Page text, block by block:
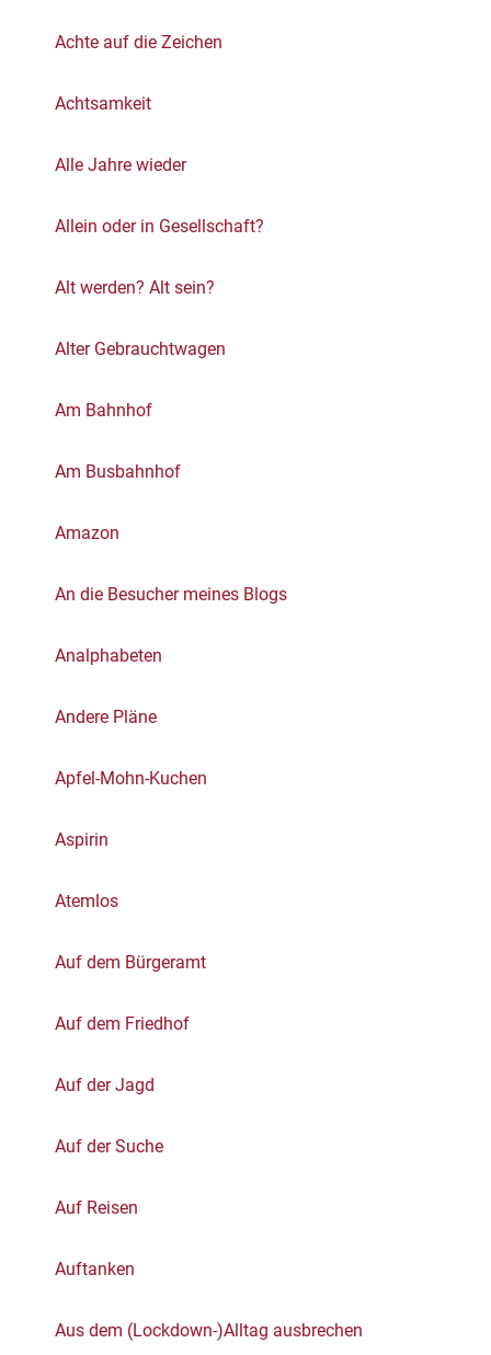
Achte auf die Zeichen
Achtsamkeit
Alle Jahre wieder
Allein oder in Gesellschaft?
Alt werden? Alt sein?
Alter Gebrauchtwagen
Am Bahnhof
Am Busbahnhof
Amazon
An die Besucher meines Blogs
Analphabeten
Andere Pläne
Apfel-Mohn-Kuchen
Aspirin
Atemlos
Auf dem Bürgeramt
Auf dem Friedhof
Auf der Jagd
Auf der Suche
Auf Reisen
Auftanken
Aus dem (Lockdown-)Alltag ausbrechen